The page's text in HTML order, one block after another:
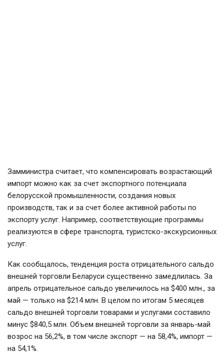
Замминистра считает, что компенсировать возрастающий
импорт можно как за счет экспортного потенциала
белорусской промышленности, создания новых
производств, так и за счет более активной работы по
экспорту услуг. Например, соответствующие программы
реализуются в сфере транспорта, туристско-экскурсионных
услуг.
Как сообщалось, тенденция роста отрицательного сальдо
внешней торговли Беларуси существенно замедлилась. За
апрель отрицательное сальдо увеличилось на $400 млн., за
май — только на $214 млн. В целом по итогам 5 месяцев
сальдо внешней торговли товарами и услугами составило
минус $840,5 млн. Объем внешней торговли за январь-май
возрос на 56,2%, в том числе экспорт — на 58,4%, импорт —
на 54,1%.